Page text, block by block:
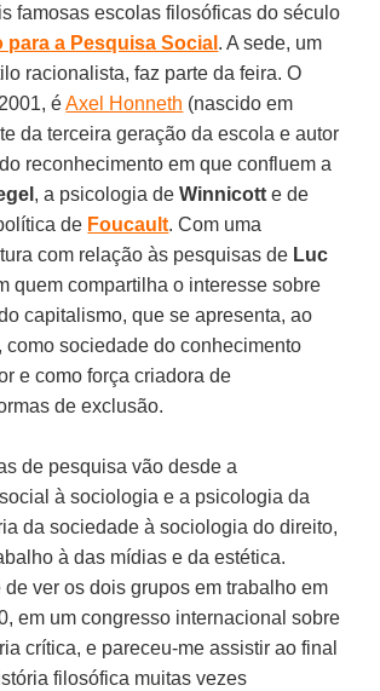
famosas escolas filosóficas do século
para a Pesquisa Social . A sede, um
racionalista, faz parte da feira. O
éAxel Honneth (nascido em
da terceira geração da escola e autor
reconhecimento em que confluem a
, a psicologia deWinnicotte de
de Foucault. Com uma
com relação às pesquisas de Luc
quem compartilha o interesse sobre
capitalismo, que se apresenta, ao
como sociedade do conhecimento
e como força criadora de
de exclusão.
de pesquisa vão desde a
à sociologia e a psicologia da
da sociedade à sociologia do direito,
à das mídias e da estética.
ver os dois grupos em trabalho em
em um congresso internacional sobre
crítica, e pareceu-me assistir ao final
filosófica muitas vezes